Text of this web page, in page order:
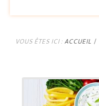
VOUS ÊTES ICI : ACCUEIL